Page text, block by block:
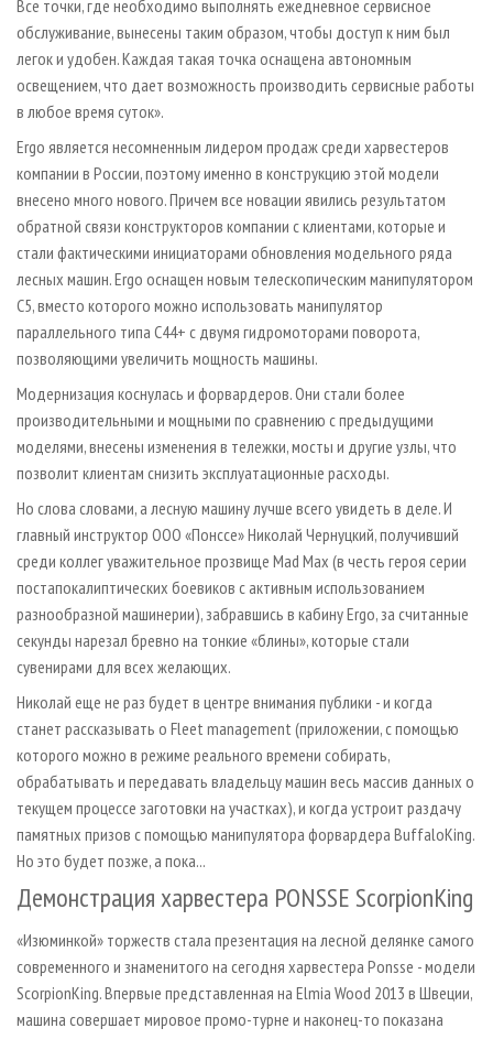
Все точки, где необходимо выполнять ежедневное сервисное
обслуживание, вынесены таким образом, чтобы доступ к ним был
легок и удобен. Каждая такая точка оснащена автономным
освещением, что дает возможность производить сервисные работы
в любое время суток».
Ergo является несомненным лидером продаж среди харвестеров
компании в России, поэтому именно в конструкцию этой модели
внесено много нового. Причем все новации явились результатом
обратной связи конструкторов компании с клиентами, которые и
стали фактическими инициаторами обновления модельного ряда
лесных машин. Ergo оснащен новым телескопическим манипулятором
C5, вместо которого можно использовать манипулятор
параллельного типа С44+ с двумя гидромоторами поворота,
позволяющими увеличить мощность машины.
Модернизация коснулась и форвардеров. Они стали более
производительными и мощными по сравнению с предыдущими
моделями, внесены изменения в тележки, мосты и другие узлы, что
позволит клиентам снизить эксплуатационные расходы.
Но слова словами, а лесную машину лучше всего увидеть в деле. И
главный инструктор ООО «Понссе» Николай Чернуцкий, получивший
среди коллег уважительное прозвище Mad Max (в честь героя серии
постапокалиптических боевиков с активным использованием
разнообразной машинерии), забравшись в кабину Ergo, за считанные
секунды нарезал бревно на тонкие «блины», которые стали
сувенирами для всех желающих.
Николай еще не раз будет в центре внимания публики - и когда
станет рассказывать о Fleet management (приложении, с помощью
которого можно в режиме реального времени собирать,
обрабатывать и передавать владельцу машин весь массив данных о
текущем процессе заготовки на участках), и когда устроит раздачу
памятных призов с помощью манипулятора форвардера BuffaloKing.
Но это будет позже, а пока...
Демонстрация харвестера PONSSE ScorpionKing
«Изюминкой» торжеств стала презентация на лесной делянке самого
современного и знаменитого на сегодня харвестера Ponsse - модели
ScorpionKing. Впервые представленная на Elmia Wood 2013 в Швеции,
машина совершает мировое промо-турне и наконец-то показана